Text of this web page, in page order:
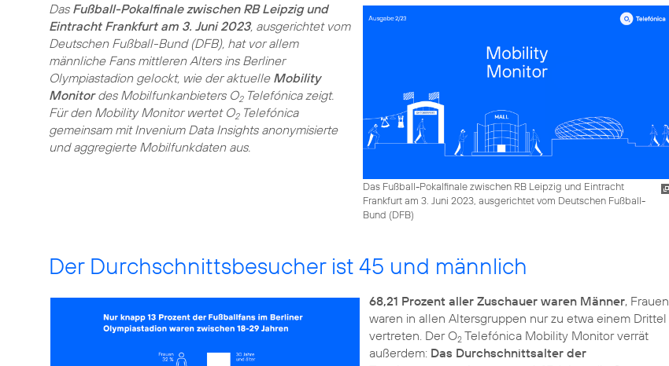
Das Fußball-Pokalfinale zwischen RB Leipzig und Eintracht
Frankfurt am 3. Juni 2023, ausgerichtet vom Deutschen Fußball-
Bund (DFB)
Das Fußball-Pokalfinale zwischen RB Leipzig und
Eintracht Frankfurt am 3. Juni 2023, ausgerichtet vom
Deutschen Fußball-Bund (DFB), hat vor allem
männliche Fans mittleren Alters ins Berliner
Olympiastadion gelockt, wie der aktuelle Mobility
Monitordes Mobilfunkanbieters O2Telefónica zeigt.
Für den Mobility Monitor wertet O2Telefónica
gemeinsam mit Invenium Data Insights anonymisierte
und aggregierte Mobilfunkdaten aus.
Der Durchschnittsbesucher ist 45 und männlich
68,21 Prozent aller Zuschauer waren Männer, Frauen
waren in allen Altersgruppen nur zu etwa einem Drittel
vertreten. Der O2Telefónica Mobility Monitor verrät
außerdem: Das Durchschnittsalter der